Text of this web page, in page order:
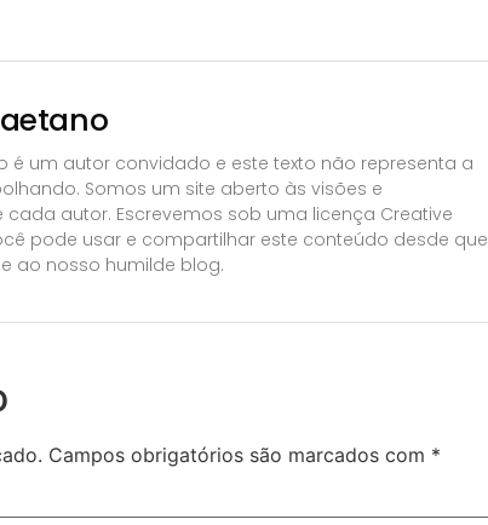
é um autor convidado e este texto não representa a
Somos um site aberto às visões e
cada autor. Escrevemos sob uma licença Creative
pode usar e compartilhar este conteúdo desde que
ao nosso humilde blog.
Campos obrigatórios são marcados com *